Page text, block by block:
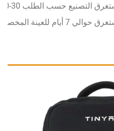
الطلب 30-50 يومًا.